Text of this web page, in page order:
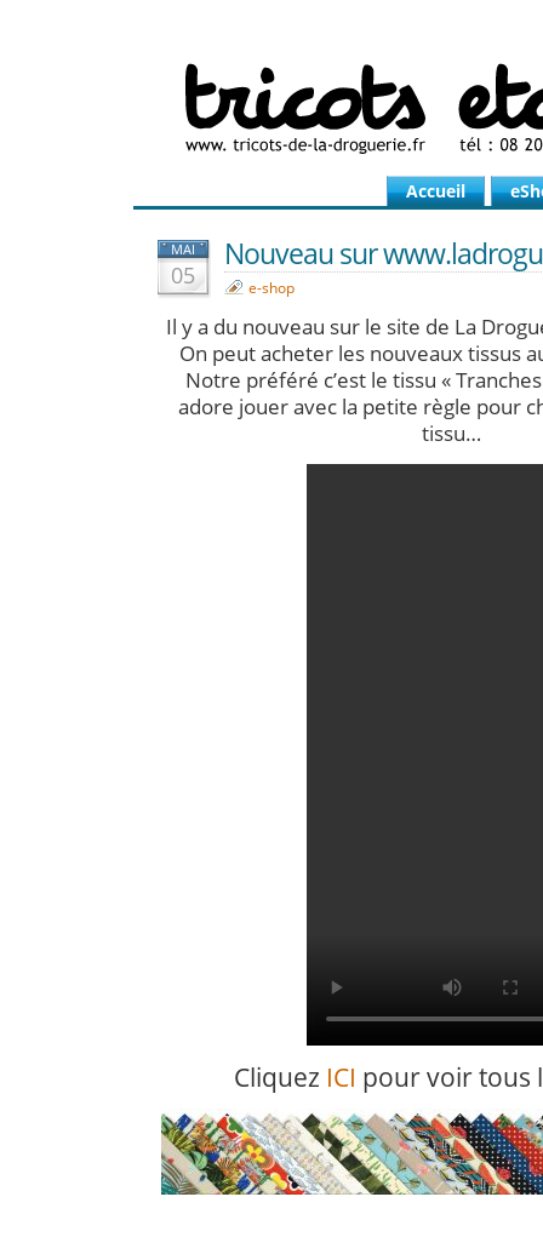
Accueil
MAI
05
Nouveau sur
e-shop
Il y a du nouveau sur le site de La
On peut acheter les nouveaux tissus
Notre préféré c’est le tissu «
adore jouer avec la petite règle pour
tissu…
Cliquez ICI pour voir tous